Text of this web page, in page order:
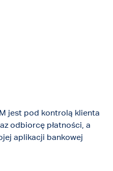
jest pod kontrolą klienta
odbiorcę płatności, a
aplikacji bankowej